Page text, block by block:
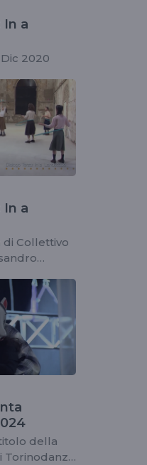
In a
2020
In a
Collettivo
della
Torinodanza